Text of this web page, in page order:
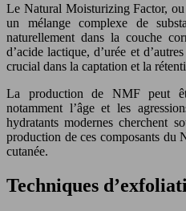
Le Natural Moisturizing Factor,
un mélange complexe de
naturellement dans la couche
d’acide lactique, d’urée et
crucial dans la captation et la
La production de NMF peut
notamment l’âge et les
hydratants modernes cherchent
production de ces composants du
cutanée.
Techniques